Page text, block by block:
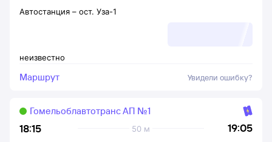
неизвестно
Автостанция – ост. Уза-1
Маршрут Увидели ошибку?
18:15 19:05
50 м
Гомельоблавтотранс АП №1